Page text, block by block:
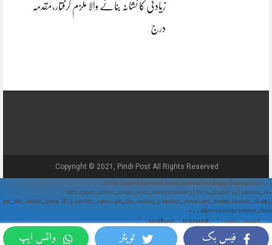
فیس بک ٹویٹر واٹس ایپ
زیادتی کا نشانہ بنانے والا ملزم گرفتار،مقدمہ
درج
Copyright © 2021, Pindi Post All Rights Reserved.
// Show Author Image with Author Name in UrduPaper Theme function
urdu_paper_author_image_with_name($content) { if (is_single()) { $author_id =
get_the_author_meta('ID'); $author_name = get_the_author(); $author_avatar = get_avatar($author_id, 48);
// 48px size image $author_html = '
' . $author_avatar . '
' . $author_name . '
'; return $author_html . $content; } return $content; } add_filter('the_content',